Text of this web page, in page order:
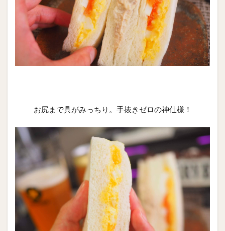
お尻まで具がみっちり。手抜きゼロの神仕様！